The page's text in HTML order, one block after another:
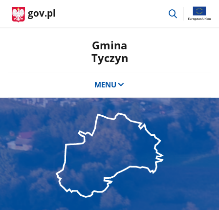
gov.pl
przejdź
Gmina
Tyczyn
MENU